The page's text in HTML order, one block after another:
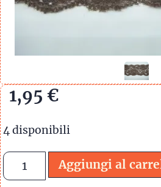
1,95€
4 disponibili
Aggiungi al